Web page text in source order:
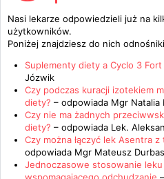
Nasi lekarze odpowiedzieli już na
użytkowników.
Poniżej znajdziesz do nich
Suplementy diety a Cyclo 3 Fort
Józwik
Czy podczas kuracji izotekiem
diety? – odpowiada Mgr Natalia
Czy nie ma żadnych
diety? – odpowiada Lek.
Czy można łączyć lek Asentra
odpowiada Mgr Mateusz Durbas
Jednoczasowe stosowanie